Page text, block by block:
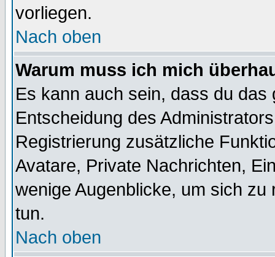
vorliegen.
Nach oben
Warum muss ich mich
Es kann auch sein, dass du
Entscheidung des
Registrierung zusätzliche
Avatare, Private Nachrichten,
wenige Augenblicke, um sich
tun.
Nach oben